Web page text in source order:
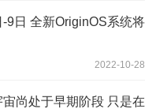
9日 全新OriginOS系统将
2022-10-28
尚处于早期阶段 只是在